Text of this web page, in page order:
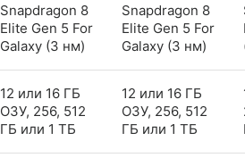
Snapdragon 8
Elite Gen 5 For
Galaxy (3 нм)
Snapdragon 8
Elite Gen 5 For
Galaxy (3 нм)
12 или 16 ГБ
ОЗУ, 256, 512
ГБ или 1 ТБ
12 или 16 ГБ
ОЗУ, 256, 512
ГБ или 1 ТБ